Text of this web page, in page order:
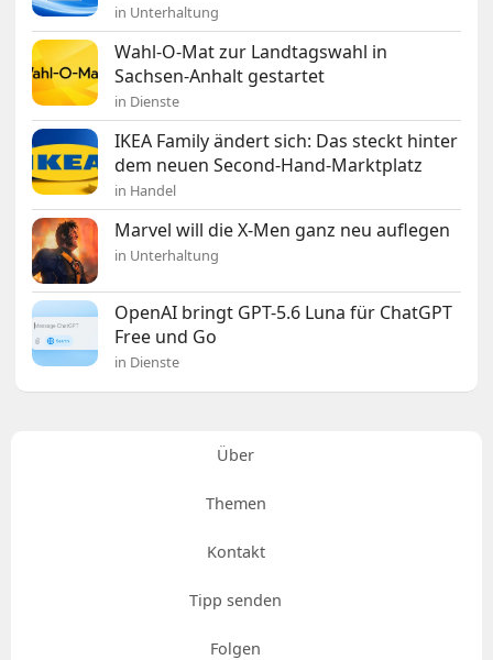
in Unterhaltung
Wahl-O-Mat zur Landtagswahl in
Sachsen-Anhalt gestartet
in Dienste
IKEA Family ändert sich: Das steckt hinter
dem neuen Second-Hand-Marktplatz
in Handel
Marvel will die X-Men ganz neu auflegen
in Unterhaltung
OpenAI bringt GPT-5.6 Luna für ChatGPT
Free und Go
in Dienste
Über
Themen
Kontakt
Tipp senden
Folgen